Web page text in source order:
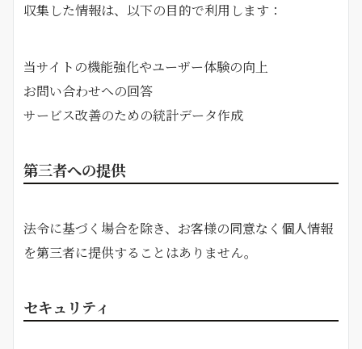
収集した情報は、以下の目的で利用します：
当サイトの機能強化やユーザー体験の向上
お問い合わせへの回答
サービス改善のための統計データ作成
第三者への提供
法令に基づく場合を除き、お客様の同意なく個人情報
を第三者に提供することはありません。
セキュリティ